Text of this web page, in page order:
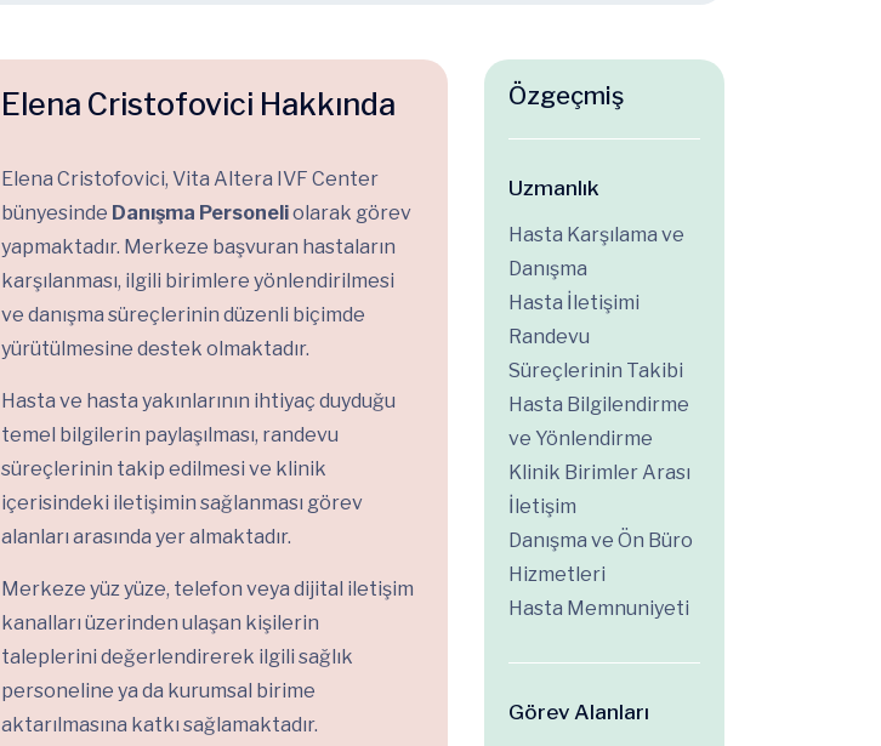
Elena Cristofovici Hakkında
Elena Cristofovici, Vita Altera IVF Center
bünyesinde Danışma Personeliolarak görev
yapmaktadır. Merkeze başvuran hastaların
karşılanması, ilgili birimlere yönlendirilmesi
ve danışma süreçlerinin düzenli biçimde
yürütülmesine destek olmaktadır.
Hasta ve hasta yakınlarının ihtiyaç duyduğu
temel bilgilerin paylaşılması, randevu
süreçlerinin takip edilmesi ve klinik
içerisindeki iletişimin sağlanması görev
alanları arasında yer almaktadır.
Merkeze yüz yüze, telefon veya dijital iletişim
kanalları üzerinden ulaşan kişilerin
taleplerini değerlendirerek ilgili sağlık
personeline ya da kurumsal birime
aktarılmasına katkı sağlamaktadır.
Özgeçmiş
Uzmanlık
Hasta Karşılama ve
Danışma
Hasta İletişimi
Randevu
Süreçlerinin Takibi
Hasta Bilgilendirme
ve Yönlendirme
Klinik Birimler Arası
İletişim
Danışma ve Ön Büro
Hizmetleri
Hasta Memnuniyeti
Görev Alanları